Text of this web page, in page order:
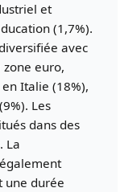
et
(1,7%).
avec
zone euro,
Italie (18%),
Les
dans des
La
une durée